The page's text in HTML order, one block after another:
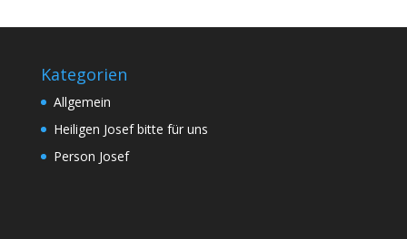
Kategorien
Allgemein
Heiligen Josef bitte für uns
Person Josef